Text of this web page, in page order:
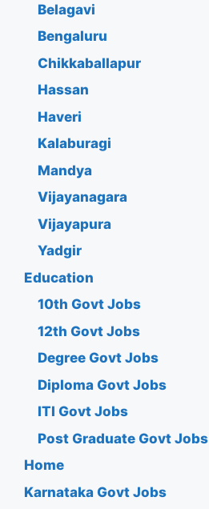
Belagavi
Bengaluru
Chikkaballapur
Hassan
Haveri
Kalaburagi
Mandya
Vijayanagara
Vijayapura
Yadgir
Education
10th Govt Jobs
12th Govt Jobs
Degree Govt Jobs
Diploma Govt Jobs
ITI Govt Jobs
Post Graduate Govt Jobs
Home
Karnataka Govt Jobs